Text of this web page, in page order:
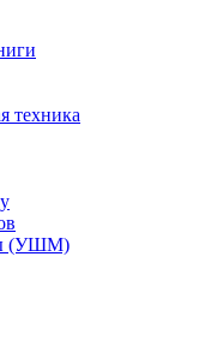
техника
(УШМ)